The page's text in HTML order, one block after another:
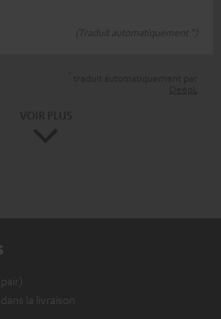
(Traduit automatiquement *)
la livraison